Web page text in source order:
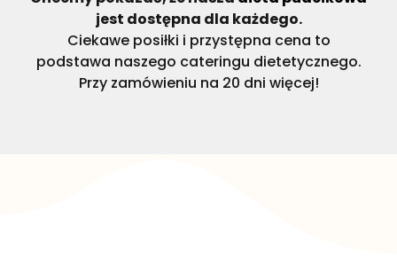
jest dostępna dla każdego.
Ciekawe posiłki i przystępna cena to
podstawa naszego cateringu dietetycznego.
Przy zamówieniu na 20 dni więcej!